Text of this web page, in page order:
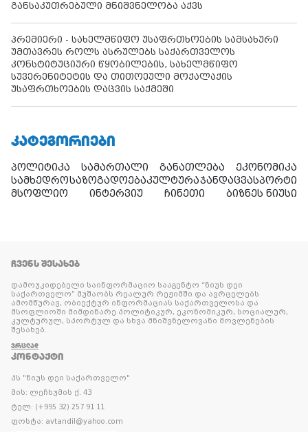
განსაკუთრებული მნიშვნელობა აქვს
პრემიერი - სახელმწიფო უსაფრთხოების სამსახური
უმთავრეს როლს ასრულებს საქართველოს
კონსტიტუციური წყობილების, სახელმწიფო
სუვერენიტეტის და თითოეული მოქალაქის
უსაფრთხოების დაცვის საქმეში
ᲙᲐᲢᲔᲒᲝᲠᲘᲔᲑᲘ
პოლიტიკა სამართალი განათლება
ეკონომიკა
სამხედროსაზოგადოებაკულტურაჯანდაცვასპორტი
მსოფლიო
ინტერვიუ ჩინეთი ბიზნეს ნიუსი
ᲩᲕᲔᲜᲡ ᲨᲔᲡᲐᲮᲔᲑ
დამოუკიდებელი საინფორმაციო სააგენტო “ნიუს დეი
საქართველო” მუშაობს რეალურ რეჟიმში და ავრცელებს
ამომწურავ, ობიექტურ ინფორმაციას საქართველოსა და
მსოფლიოში მიმდინარე პოლიტიკურ, ეკონომიკურ, სოციალურ,
კულტურულ, სპორტულ და სხვა მნიშვნელოვანი მოვლენების
შესახებ.
ᲕᲠᲪᲚᲐᲓ
ᲙᲝᲜᲢᲐᲥᲢᲘ
პს "ნიუს დეი საქართველო"
მის: ლეჩხუმის ქ. 43
ტელ: (+995 32) 257 91 11
ფოსტა: avtandil@yahoo.com